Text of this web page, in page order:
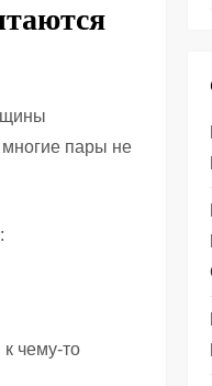
многие пары не
чему-то